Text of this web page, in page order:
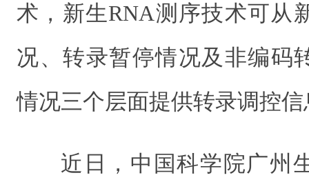
术，新生RNA测序技术可从
况、转录暂停情况及非编码
情况三个层面提供转录调控
近日，中国科学院广州